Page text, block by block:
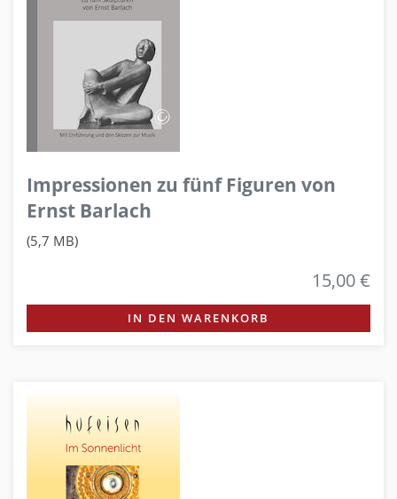
Impressionen zu fünf Figuren von
Ernst Barlach
(5,7 MB)
15,00 €
IN DEN WARENKORB